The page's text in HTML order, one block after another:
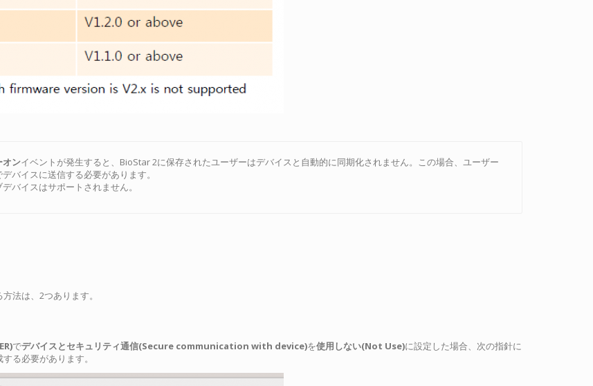
オンイベントが発生すると、BioStar 2に保存されたユーザーはデバイスと自動的に同期化されません。この場合、ユーザー
バイスに送信する必要があります。
バイスはサポートされません。
法は、2つあります。
でデバイスとセキュリティ通信(Secure communication with device)を使用しない(Not Use)に設定した場合、次の指針に
る必要があります。